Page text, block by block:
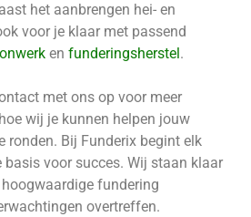
het aanbrengen hei- en
voor je klaar met passend
en funderingsherstel .
met ons op voor meer
wij je kunnen helpen jouw
ronden. Bij Funderix begint elk
basis voor succes. Wij staan klaar
fundering
overtreffen.